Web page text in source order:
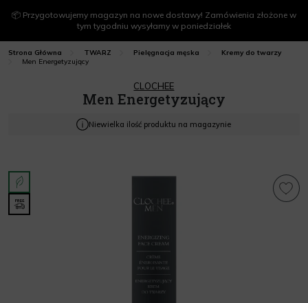
📦 Przygotowujemy magazyn na nowe dostawy! Zamówienia złożone w
tym tygodniu wysyłamy w poniedziałek
Strona Główna TWARZ Pielęgnacja męska
Kremy do twarzy
Men Energetyzujący
CLOCHEE
Men Energetyzujący
Niewielka ilość produktu na magazynie